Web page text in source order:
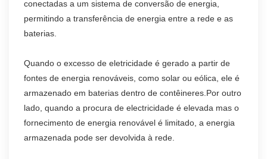
conectadas a um sistema de conversão de energia,
permitindo a transferência de energia entre a rede e as
baterias.
Quando o excesso de eletricidade é gerado a partir de
fontes de energia renováveis, como solar ou eólica, ele é
armazenado em baterias dentro de contêineres.Por outro
lado, quando a procura de electricidade é elevada mas o
fornecimento de energia renovável é limitado, a energia
armazenada pode ser devolvida à rede.